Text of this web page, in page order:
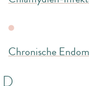
Chronische
D